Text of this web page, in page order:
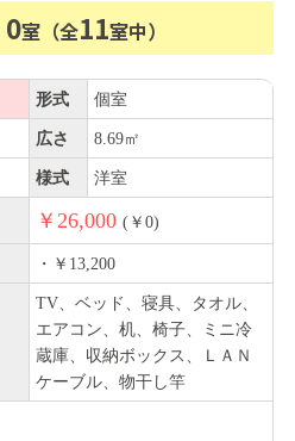
0室（全11室中）
形式 個室
広さ 8.69㎡
様式 洋室
￥26,000 (￥0)
・￥13,200
TV、ベッド、寝具、タオル、
エアコン、机、椅子、ミニ冷
蔵庫、収納ボックス、ＬＡＮ
ケーブル、物干し竿